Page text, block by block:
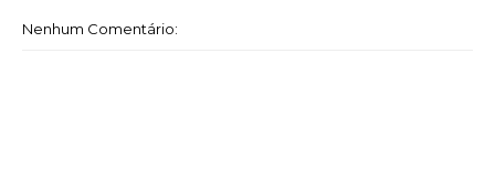
Nenhum Comentário: